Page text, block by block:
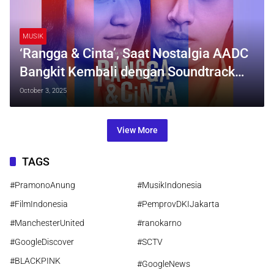
MUSIK
‘Rangga & Cinta’, Saat Nostalgia AADC
Bangkit Kembali dengan Soundtrack
yang Lebih Segar
October 3, 2025
View More
TAGS
#PramonoAnung
#MusikIndonesia
#FilmIndonesia
#PemprovDKIJakarta
#ManchesterUnited
#ranokarno
#GoogleDiscover
#SCTV
#BLACKPINK
#GoogleNews